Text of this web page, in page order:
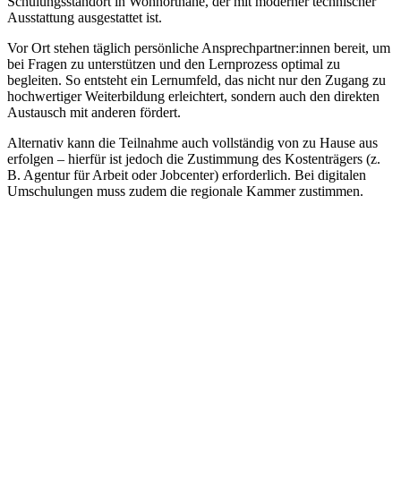
Ausstattung ausgestattet ist.
Vor Ort stehen täglich persönliche Ansprechpartner:innen bereit, um
bei Fragen zu unterstützen und den Lernprozess optimal zu
begleiten. So entsteht ein Lernumfeld, das nicht nur den Zugang zu
hochwertiger Weiterbildung erleichtert, sondern auch den direkten
Austausch mit anderen fördert.
Alternativ kann die Teilnahme auch vollständig von zu Hause aus
erfolgen – hierfür ist jedoch die Zustimmung des Kostenträgers (z.
B. Agentur für Arbeit oder Jobcenter) erforderlich. Bei digitalen
Umschulungen muss zudem die regionale Kammer zustimmen.